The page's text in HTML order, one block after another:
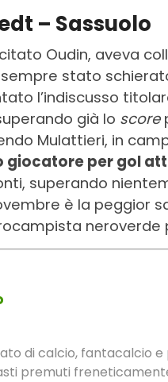
– Sassuolo
Oudin, aveva
stato
l’indiscusso
già lo score
Mulattieri, in
giocatore per gol
superando
è la peggior
neroverde
di calcio, fantacalcio
premuti